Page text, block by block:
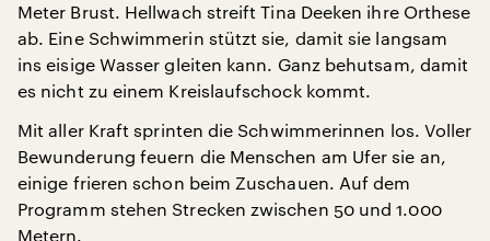
Meter Brust. Hellwach streift Tina Deeken ihre Orthese
ab. Eine Schwimmerin stützt sie, damit sie langsam
ins eisige Wasser gleiten kann. Ganz behutsam, damit
es nicht zu einem Kreislaufschock kommt.
Mit aller Kraft sprinten die Schwimmerinnen los. Voller
Bewunderung feuern die Menschen am Ufer sie an,
einige frieren schon beim Zuschauen. Auf dem
Programm stehen Strecken zwischen 50 und 1.000
Metern.